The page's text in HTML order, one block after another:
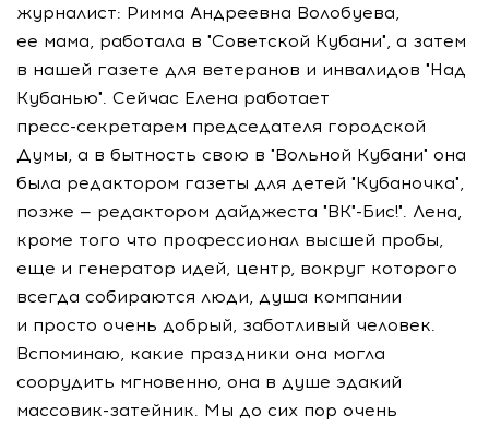
журналист: Римма Андреевна Волобуева,
ее мама, работала в "Советской Кубани", а затем
в нашей газете для ветеранов и инвалидов "Над
Кубанью". Сейчас Елена работает
пресс-секретарем председателя городской
Думы, а в бытность свою в "Вольной Кубани" она
была редактором газеты для детей "Кубаночка",
позже — редактором дайджеста "ВК"-Бис!". Лена,
кроме того что профессионал высшей пробы,
еще и генератор идей, центр, вокруг которого
всегда собираются люди, душа компании
и просто очень добрый, заботливый человек.
Вспоминаю, какие праздники она могла
соорудить мгновенно, она в душе эдакий
массовик-затейник. Мы до сих пор очень